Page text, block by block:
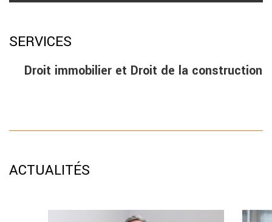
SERVICES
Droit immobilier et Droit de la construction
ACTUALITÉS